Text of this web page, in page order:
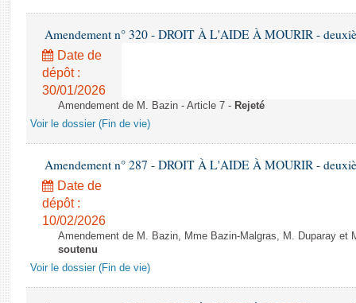
Baromètre de l’application des lois
Dossiers législatifs
Budget et sécurité sociale
Amendement n° 320 - DROIT À L'AIDE À MOURIR -
Date de
dépôt :
30/01/2026
Amendement de M. Bazin - Article 7 - Rejeté
Voir le dossier (Fin de vie)
Amendement n° 287 - DROIT À L'AIDE À MOURIR -
Date de
dépôt :
10/02/2026
Amendement de M. Bazin, Mme Bazin-Malgras, M. Duparay et
soutenu
Voir le dossier (Fin de vie)